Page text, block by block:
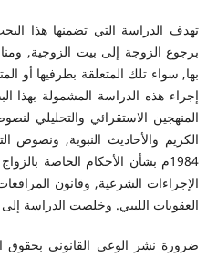
تهدف الدراسة التي تضمنها هذا
برجوع الزوجة إلى بيت الزوجية,
بها, سواء تلك المتعلقة بطرفيها أو
إجراء هذه الدراسة المشمولة بهذا
المنهجين الاستقرائي والتحليلي
1984م بشأن الأحكام الخاصة
الإجراءات الشرعية, وقانون
العقوبات الليبي. وخلصت الدراسة
ضرورة نشر الوعي القانوني بحقوق